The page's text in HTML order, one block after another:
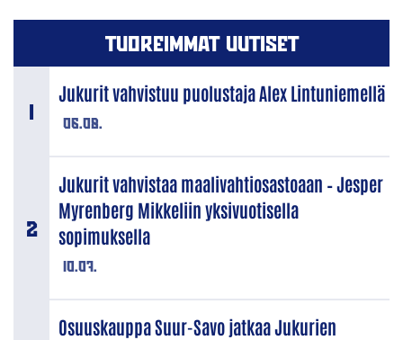
TUOREIMMAT UUTISET
06.08.
Jukurit vahvistuu puolustaja Alex Lintuniemellä
10.07.
Jukurit vahvistaa maalivahtiosastoaan – Jesper
Myrenberg Mikkeliin yksivuotisella
sopimuksella
Osuuskauppa Suur-Savo jatkaa Jukurien